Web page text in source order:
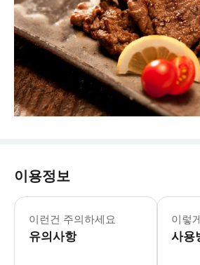
이용정보
이런건 주의하세요
유의사항
・본 코스
이렇
사용